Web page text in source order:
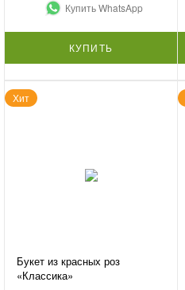
Купить WhatsApp
КУПИТЬ
Хит
Букет из красных роз
«Классика»